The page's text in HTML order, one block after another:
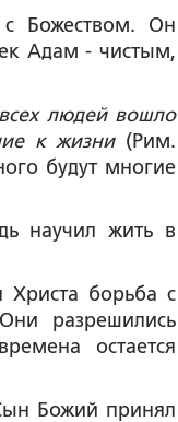
Божеством. Он
Адам - чистым,
людей вошло
к жизни (Рим.
будут многие
научил жить в
Христа борьба с
разрешились
остается
Божий принял